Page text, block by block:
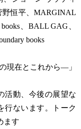
野恒平、MARGINAL
、BALL GAG、
books
現在とこれから―」
活動、今後の展望な
行ないます。トーク
ます